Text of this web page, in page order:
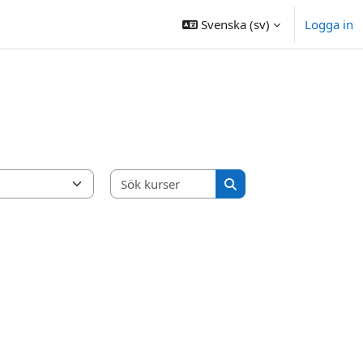
Svenska ‎(sv)‎ Logga in
Sök kurser
Sök kurser